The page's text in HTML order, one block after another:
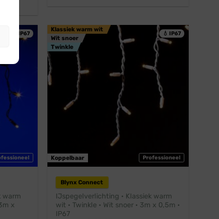
💧 IP67
warm
x
💧 IP67
Professioneel
Klassiek warm wit
Wit snoer
Twinkle
Koppelbaar
Blynx Connect
IJspegelverlichting · Klassiek warm
wit · Twinkle · Wit snoer · 3m x 0,5m ·
IP67